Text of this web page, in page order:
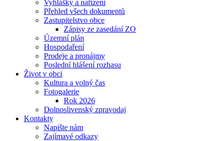
Vyhlášky a nařízení
Přehled všech dokumentů
Zastupitelstvo obce
Zápisy ze zasedání ZO
Územní plán
Hospodaření
Prodeje a pronájmy
Poslední hlášení rozhasu
Život v obci
Kultura a volný čas
Fotogalerie
Rok 2026
Dolnoslivenský zpravodaj
Kontakty
Napište nám
Zajímavé odkazy